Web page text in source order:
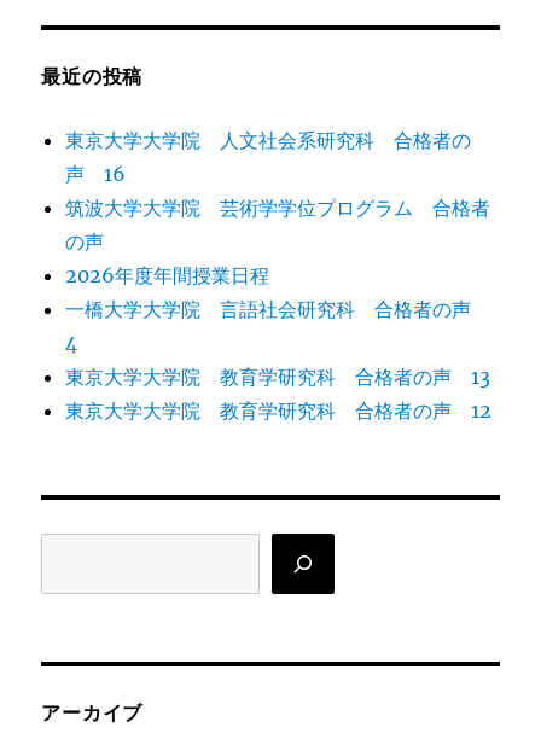
最近の投稿
東京大学大学院 人文社会系研究科 合格者の
声 16
筑波大学大学院 芸術学学位プログラム 合格者
の声
2026年度年間授業日程
一橋大学大学院 言語社会研究科 合格者の声
4
東京大学大学院 教育学研究科 合格者の声 13
東京大学大学院 教育学研究科 合格者の声 12
アーカイブ